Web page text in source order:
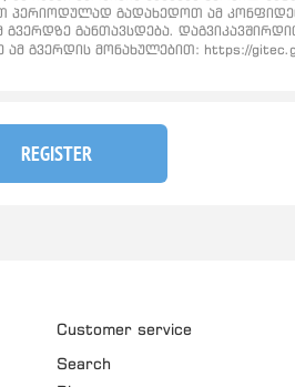
პერიოდულად გადახედოთ ამ
განთავსდება.
გვერდის მონახულებით: https://
REGISTER
Customer service
Search